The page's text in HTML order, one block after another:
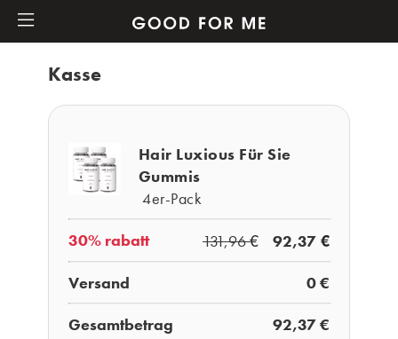
Kasse
Hair Luxious Für Sie
Gummis
4er-Pack
30% rabatt 131,96€ 92,37 €
Versand 0 €
Gesamtbetrag 92,37 €